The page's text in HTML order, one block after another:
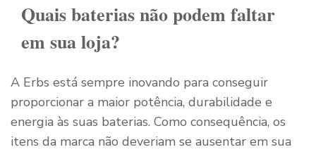
Quais baterias não podem faltar
em sua loja?
A Erbs está sempre inovando para conseguir
proporcionar a maior potência, durabilidade e
energia às suas baterias. Como consequência, os
itens da marca não deveriam se ausentar em sua